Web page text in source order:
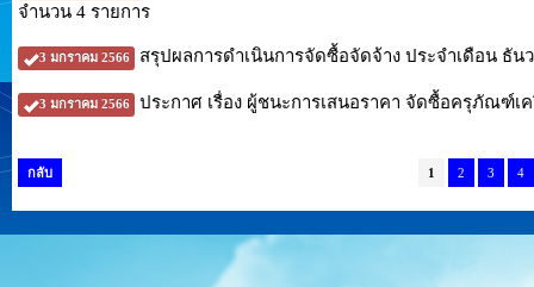
จำนวน 4 รายการ
3 มกราคม 2566 สรุปผลการดำเนินการจัดซื้อจัดจ้าง ประจำเดือน ธัน
3 มกราคม 2566 ประกาศ เรื่อง ผู้ชนะการเสนอราคา จัดซื้อครุภัณฑ์เ
กลับ 1 2 3 4